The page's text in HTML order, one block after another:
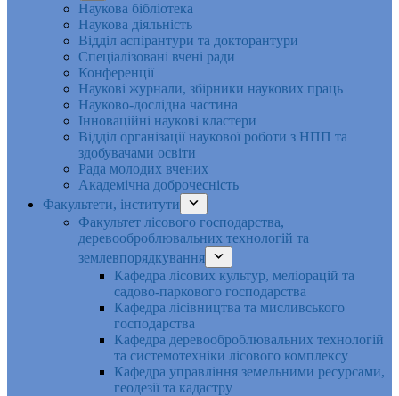
Наукова бібліотека
Наукова діяльність
Відділ аспірантури та докторантури
Спеціалізовані вчені ради
Конференції
Наукові журнали, збірники наукових праць
Науково-дослідна частина
Інноваційні наукові кластери
Відділ організації наукової роботи з НПП та
здобувачами освіти
Рада молодих вчених
Академічна доброчесність
Факультети, інститути
Факультет лісового господарства,
деревооброблювальних технологій та
землевпорядкування
Кафедра лісових культур, меліорацій та
садово-паркового господарства
Кафедра лісівництва та мисливського
господарства
Кафедра деревооброблювальних технологій
та системотехніки лісового комплексу
Кафедра управління земельними ресурсами,
геодезії та кадастру